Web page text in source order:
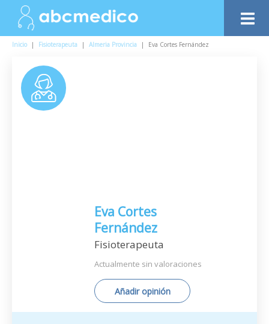
Inicio | Fisioterapeuta | Almeria Provincia | Eva Cortes Fernández
Eva Cortes
Fernández
Fisioterapeuta
Actualmente sin valoraciones
Añadir opinión